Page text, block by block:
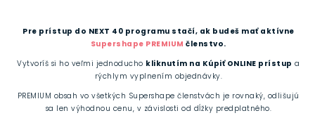
Pre prístup do NEXT 40 programu stačí, ak budeš mať aktívne
Supershape PREMIUM členstvo.
Vytvoríš si ho veľmi jednoducho kliknutím na Kúpiť ONLINE prístup a
rýchlym vyplnením objednávky.
PREMIUM obsah vo všetkých Supershape členstvách je rovnaký, odlišujú
sa len výhodnou cenu, v závislosti od dĺžky predplatného.